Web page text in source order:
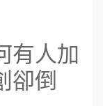
有人加
卻倒